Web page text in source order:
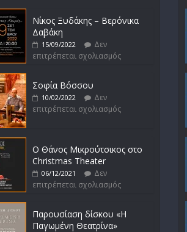
Νίκος Ξυδάκης – Βερόνικα
Δαβάκη
15/09/2022
Δεν
επιτρέπεται σχολιασμός
Σοφία Βόσσου
10/02/2022
Δεν
επιτρέπεται σχολιασμός
Ο Θάνος Μικρούτσικος στο
Christmas Theater
06/12/2021
Δεν
επιτρέπεται σχολιασμός
Παρουσίαση δίσκου «Η
Παγωμένη Θεατρίνα»